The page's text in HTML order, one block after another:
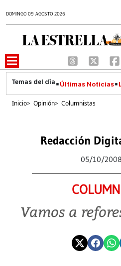
DOMINGO 09 AGOSTO 2026
Últimas Noticias
Inicio> Opinión> Columnistas
Redacción
05/10/
Vamos a